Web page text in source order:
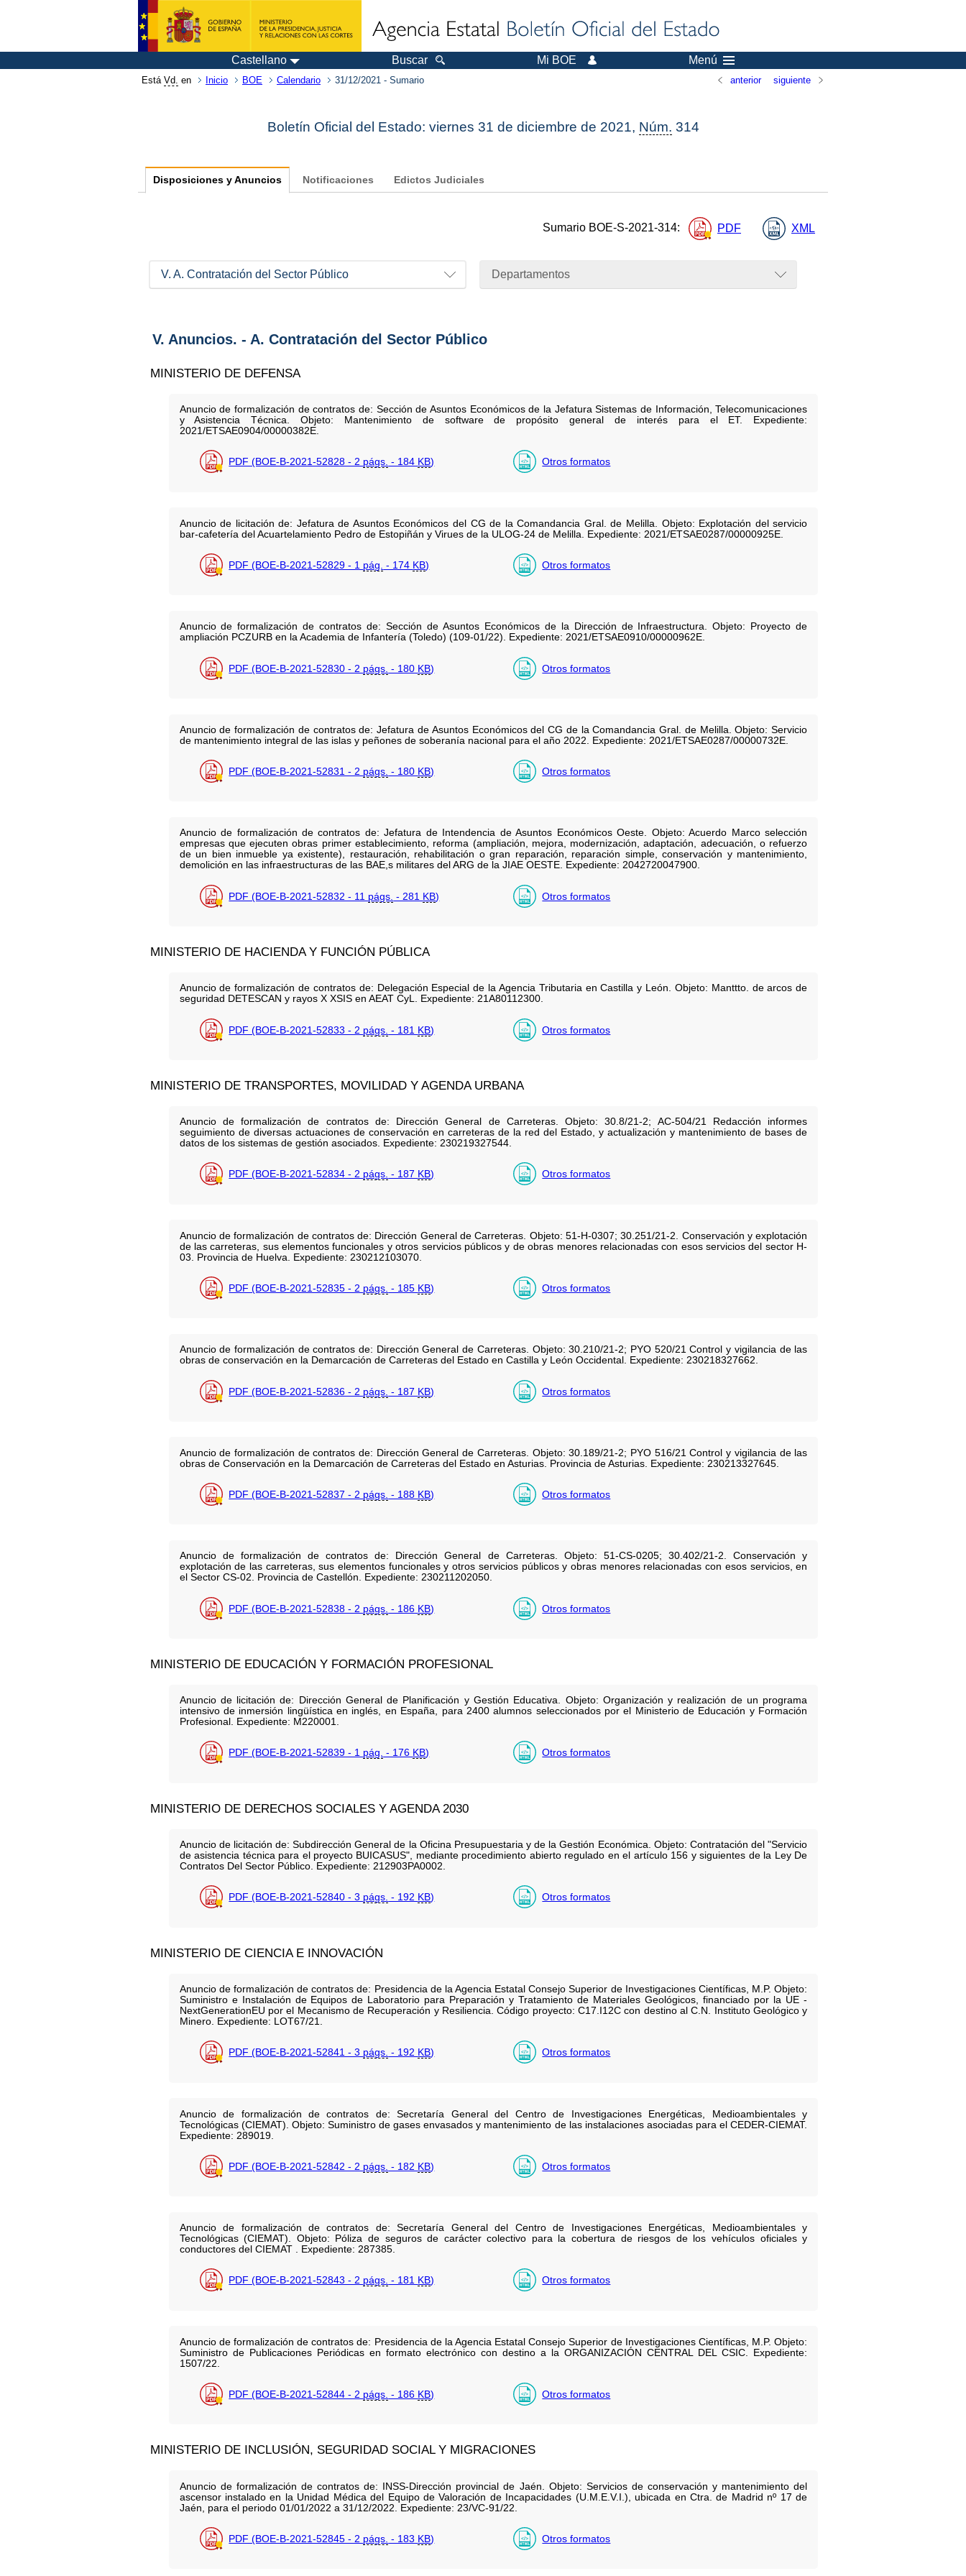
Castellano Buscar Mi BOE Menú
Está Vd. en Inicio BOE Calendario 31/12/2021 - Sumario anterior siguiente
Boletín Oficial del Estado: viernes 31 de diciembre de 2021, Núm. 314
Disposiciones y Anuncios Notificaciones Edictos Judiciales
Sumario BOE-S-2021-314: PDF XML
V. A. Contratación del Sector Público Departamentos
V. Anuncios. - A. Contratación del Sector Público
MINISTERIO DE DEFENSA
Anuncio de formalización de contratos de: Sección de Asuntos Económicos de la Jefatura Sistemas de Información, Telecomunicaciones
y Asistencia Técnica. Objeto: Mantenimiento de software de propósito general de interés para el ET. Expediente:
2021/ETSAE0904/00000382E.
PDF (BOE-B-2021-52828 - 2 págs. - 184 KB) Otros formatos
Anuncio de licitación de: Jefatura de Asuntos Económicos del CG de la Comandancia Gral. de Melilla. Objeto: Explotación del servicio
bar-cafetería del Acuartelamiento Pedro de Estopiñán y Virues de la ULOG-24 de Melilla. Expediente: 2021/ETSAE0287/00000925E.
PDF (BOE-B-2021-52829 - 1 pág. - 174 KB) Otros formatos
Anuncio de formalización de contratos de: Sección de Asuntos Económicos de la Dirección de Infraestructura. Objeto: Proyecto de
ampliación PCZURB en la Academia de Infantería (Toledo) (109-01/22). Expediente: 2021/ETSAE0910/00000962E.
PDF (BOE-B-2021-52830 - 2 págs. - 180 KB) Otros formatos
Anuncio de formalización de contratos de: Jefatura de Asuntos Económicos del CG de la Comandancia Gral. de Melilla. Objeto: Servicio
de mantenimiento integral de las islas y peñones de soberanía nacional para el año 2022. Expediente: 2021/ETSAE0287/00000732E.
PDF (BOE-B-2021-52831 - 2 págs. - 180 KB) Otros formatos
Anuncio de formalización de contratos de: Jefatura de Intendencia de Asuntos Económicos Oeste. Objeto: Acuerdo Marco selección
empresas que ejecuten obras primer establecimiento, reforma (ampliación, mejora, modernización, adaptación, adecuación, o refuerzo
de un bien inmueble ya existente), restauración, rehabilitación o gran reparación, reparación simple, conservación y mantenimiento,
demolición en las infraestructuras de las BAE,s militares del ARG de la JIAE OESTE. Expediente: 2042720047900.
PDF (BOE-B-2021-52832 - 11 págs. - 281 KB) Otros formatos
MINISTERIO DE HACIENDA Y FUNCIÓN PÚBLICA
Anuncio de formalización de contratos de: Delegación Especial de la Agencia Tributaria en Castilla y León. Objeto: Manttto. de arcos de
seguridad DETESCAN y rayos X XSIS en AEAT CyL. Expediente: 21A80112300.
PDF (BOE-B-2021-52833 - 2 págs. - 181 KB) Otros formatos
MINISTERIO DE TRANSPORTES, MOVILIDAD Y AGENDA URBANA
Anuncio de formalización de contratos de: Dirección General de Carreteras. Objeto: 30.8/21-2; AC-504/21 Redacción informes
seguimiento de diversas actuaciones de conservación en carreteras de la red del Estado, y actualización y mantenimiento de bases de
datos de los sistemas de gestión asociados. Expediente: 230219327544.
PDF (BOE-B-2021-52834 - 2 págs. - 187 KB) Otros formatos
Anuncio de formalización de contratos de: Dirección General de Carreteras. Objeto: 51-H-0307; 30.251/21-2. Conservación y explotación
de las carreteras, sus elementos funcionales y otros servicios públicos y de obras menores relacionadas con esos servicios del sector H-
03. Provincia de Huelva. Expediente: 230212103070.
PDF (BOE-B-2021-52835 - 2 págs. - 185 KB) Otros formatos
Anuncio de formalización de contratos de: Dirección General de Carreteras. Objeto: 30.210/21-2; PYO 520/21 Control y vigilancia de las
obras de conservación en la Demarcación de Carreteras del Estado en Castilla y León Occidental. Expediente: 230218327662.
PDF (BOE-B-2021-52836 - 2 págs. - 187 KB) Otros formatos
Anuncio de formalización de contratos de: Dirección General de Carreteras. Objeto: 30.189/21-2; PYO 516/21 Control y vigilancia de las
obras de Conservación en la Demarcación de Carreteras del Estado en Asturias. Provincia de Asturias. Expediente: 230213327645.
PDF (BOE-B-2021-52837 - 2 págs. - 188 KB) Otros formatos
Anuncio de formalización de contratos de: Dirección General de Carreteras. Objeto: 51-CS-0205; 30.402/21-2. Conservación y
explotación de las carreteras, sus elementos funcionales y otros servicios públicos y obras menores relacionadas con esos servicios, en
el Sector CS-02. Provincia de Castellón. Expediente: 230211202050.
PDF (BOE-B-2021-52838 - 2 págs. - 186 KB) Otros formatos
MINISTERIO DE EDUCACIÓN Y FORMACIÓN PROFESIONAL
Anuncio de licitación de: Dirección General de Planificación y Gestión Educativa. Objeto: Organización y realización de un programa
intensivo de inmersión lingüística en inglés, en España, para 2400 alumnos seleccionados por el Ministerio de Educación y Formación
Profesional. Expediente: M220001.
PDF (BOE-B-2021-52839 - 1 pág. - 176 KB) Otros formatos
MINISTERIO DE DERECHOS SOCIALES Y AGENDA 2030
Anuncio de licitación de: Subdirección General de la Oficina Presupuestaria y de la Gestión Económica. Objeto: Contratación del "Servicio
de asistencia técnica para el proyecto BUICASUS", mediante procedimiento abierto regulado en el artículo 156 y siguientes de la Ley De
Contratos Del Sector Público. Expediente: 212903PA0002.
PDF (BOE-B-2021-52840 - 3 págs. - 192 KB) Otros formatos
MINISTERIO DE CIENCIA E INNOVACIÓN
Anuncio de formalización de contratos de: Presidencia de la Agencia Estatal Consejo Superior de Investigaciones Científicas, M.P. Objeto:
Suministro e Instalación de Equipos de Laboratorio para Preparación y Tratamiento de Materiales Geológicos, financiado por la UE -
NextGenerationEU por el Mecanismo de Recuperación y Resiliencia. Código proyecto: C17.I12C con destino al C.N. Instituto Geológico y
Minero. Expediente: LOT67/21.
PDF (BOE-B-2021-52841 - 3 págs. - 192 KB) Otros formatos
Anuncio de formalización de contratos de: Secretaría General del Centro de Investigaciones Energéticas, Medioambientales y
Tecnológicas (CIEMAT). Objeto: Suministro de gases envasados y mantenimiento de las instalaciones asociadas para el CEDER-CIEMAT.
Expediente: 289019.
PDF (BOE-B-2021-52842 - 2 págs. - 182 KB) Otros formatos
Anuncio de formalización de contratos de: Secretaría General del Centro de Investigaciones Energéticas, Medioambientales y
Tecnológicas (CIEMAT). Objeto: Póliza de seguros de carácter colectivo para la cobertura de riesgos de los vehículos oficiales y
conductores del CIEMAT . Expediente: 287385.
PDF (BOE-B-2021-52843 - 2 págs. - 181 KB) Otros formatos
Anuncio de formalización de contratos de: Presidencia de la Agencia Estatal Consejo Superior de Investigaciones Científicas, M.P. Objeto:
Suministro de Publicaciones Periódicas en formato electrónico con destino a la ORGANIZACIÓN CENTRAL DEL CSIC. Expediente:
1507/22.
PDF (BOE-B-2021-52844 - 2 págs. - 186 KB) Otros formatos
MINISTERIO DE INCLUSIÓN, SEGURIDAD SOCIAL Y MIGRACIONES
Anuncio de formalización de contratos de: INSS-Dirección provincial de Jaén. Objeto: Servicios de conservación y mantenimiento del
ascensor instalado en la Unidad Médica del Equipo de Valoración de Incapacidades (U.M.E.V.I.), ubicada en Ctra. de Madrid nº 17 de
Jaén, para el periodo 01/01/2022 a 31/12/2022. Expediente: 23/VC-91/22.
PDF (BOE-B-2021-52845 - 2 págs. - 183 KB) Otros formatos